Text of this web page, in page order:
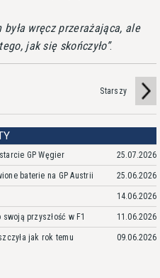
wręcz przerażająca, ale
jak się skończyło .
Starszy
GP Węgier 25.07.2026
baterie na GP Austrii 25.06.2026
14.06.2026
przyszłość w F1 11.06.2026
jak rok temu 09.06.2026